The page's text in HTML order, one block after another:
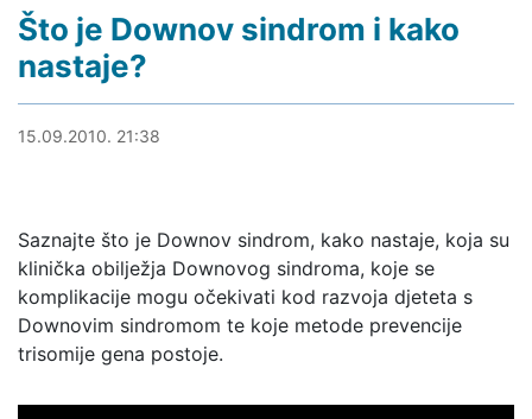
Što je Downov sindrom i kako
nastaje?
19.09.2018. 22:39
15.09.2010. 21:38
Saznajte što je Downov sindrom, kako nastaje, koja su
klinička obilježja Downovog sindroma, koje se
komplikacije mogu očekivati kod razvoja djeteta s
Downovim sindromom te koje metode prevencije
trisomije gena postoje.